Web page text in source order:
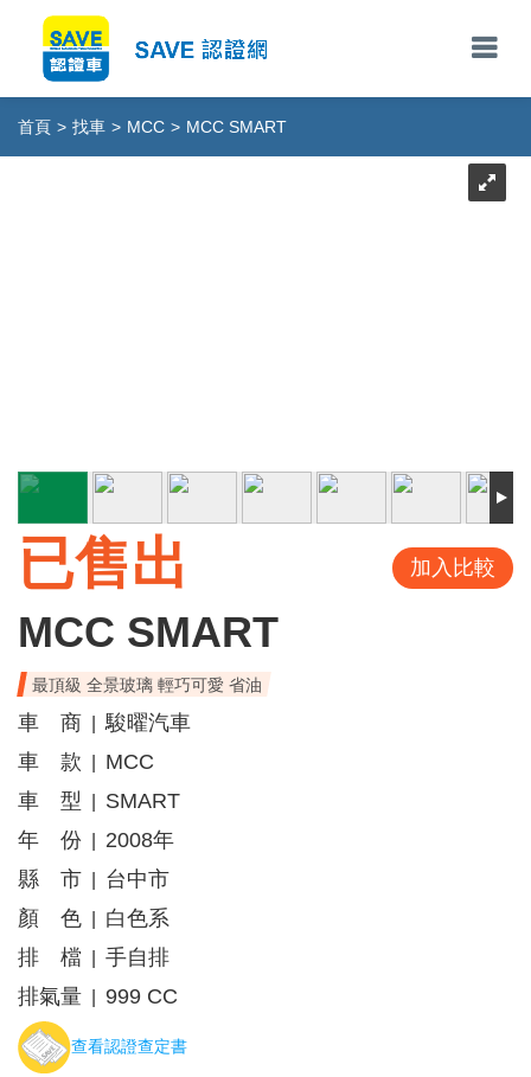
首頁 > 找車 > MCC > MCC SMART
已售出 加入比較
MCC SMART
最頂級 全景玻璃 輕巧可愛 省油
車 商
駿曜汽車
車 款
MCC
車 型
SMART
年 份
2008年
縣 市
台中市
顏 色
白色系
排 檔
手自排
排氣量
999 CC
查看認證查定書